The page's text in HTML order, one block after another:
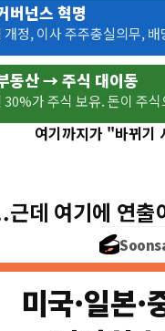
넌스 혁명
개정, 이사 주주충실의무, 배
동산 → 주식 대이동
30%가 주식 보유. 돈이 주
여기까지가 "바뀌기
데 여기에 연출
미국·일본·